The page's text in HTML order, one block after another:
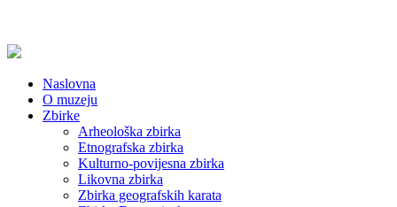
Naslovna
O muzeju
Zbirke
Arheološka zbirka
Etnografska zbirka
Kulturno-povijesna zbirka
Likovna zbirka
Zbirka geografskih karata